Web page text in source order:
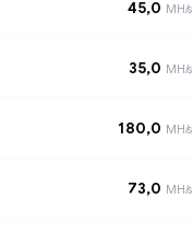
45,0 MH/s
35,0 MH/s
180,0 MH/s
73,0 MH/s